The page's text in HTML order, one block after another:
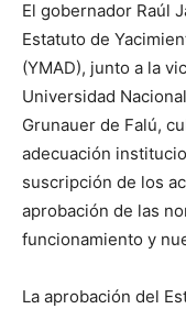
El gobernador Raúl
Estatuto de
(YMAD), junto a la
Universidad
Grunauer de Falú,
adecuación
suscripción de los
aprobación de las
funcionamiento y
La aprobación del